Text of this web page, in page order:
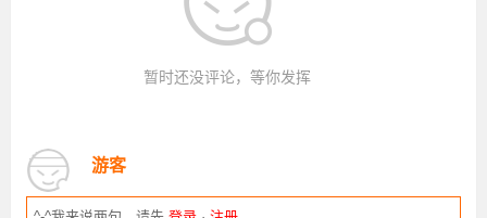
暂时还没评论，等你发挥
游客